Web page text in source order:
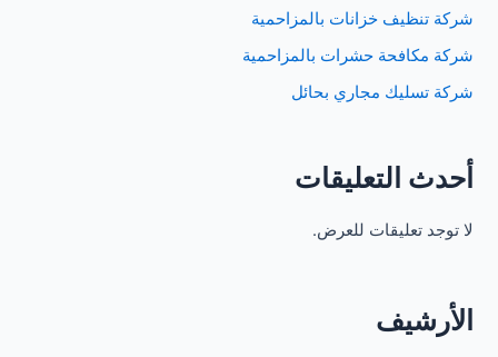
شركة تنظيف خزانات بالمزاحمية
شركة مكافحة حشرات بالمزاحمية
شركة تسليك مجاري بحائل
أحدث التعليقات
لا توجد تعليقات للعرض.
الأرشيف